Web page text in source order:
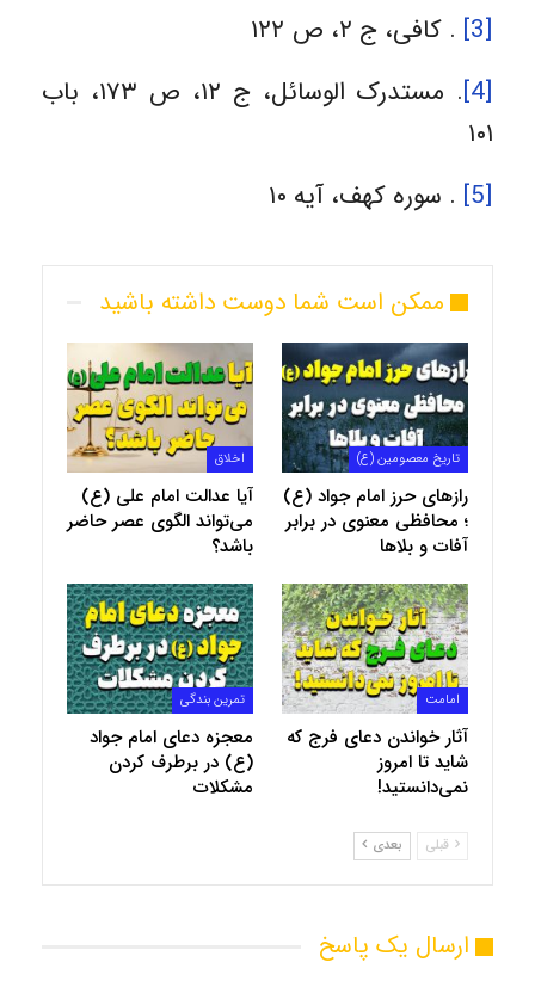
[3]
. کافی، ج ۲، ص ۱۲۲
[4]
. مستدرک الوسائل، ج ۱۲، ص ۱۷۳، باب
۱۰۱
[5]
. سوره کهف، آیه ۱۰
ممکن است شما دوست داشته باشید
تاریخ معصومین (ع)
رازهای حرز امام جواد (ع)
؛ محافظی معنوی در برابر
آفات و بلاها
اخلاق
آیا عدالت امام علی (ع)
می‌تواند الگوی عصر حاضر
باشد؟
امامت
آثار خواندن دعای فرج که
شاید تا امروز
نمی‌دانستید!
تمرین بندگی
معجزه دعای امام جواد
(ع) در برطرف کردن
مشکلات
قبلی بعدی
ارسال یک پاسخ